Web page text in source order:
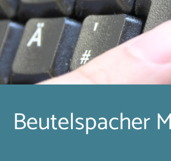
Beutelspacher